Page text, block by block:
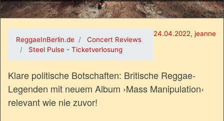
24.04.2022, jeanne
ReggaeInBerlin.de
Concert Reviews
Steel Pulse - Ticketverlosung
Klare politische Botschaften: Britische Reggae-
Legenden mit neuem Album ›Mass Manipulation‹
relevant wie nie zuvor!